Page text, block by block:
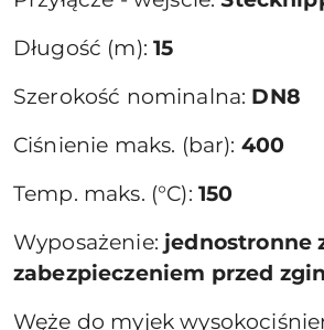
Długość (m):15
Szerokość nominalna: DN8
Ciśnienie maks. (bar): 400
Temp. maks. (°C): 150
Wyposażenie: jednostronne
zabezpieczeniem przed
Węże do myjek